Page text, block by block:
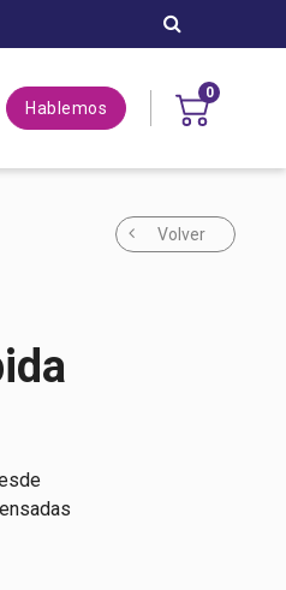
Hablemos
0
Volver